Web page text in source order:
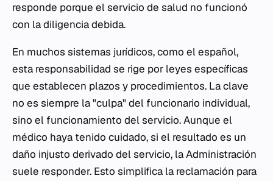
responde porque el servicio de salud no funcionó
con la diligencia debida.
En muchos sistemas jurídicos, como el español,
esta responsabilidad se rige por leyes específicas
que establecen plazos y procedimientos. La clave
no es siempre la "culpa" del funcionario individual,
sino el funcionamiento del servicio. Aunque el
médico haya tenido cuidado, si el resultado es un
daño injusto derivado del servicio, la Administración
suele responder. Esto simplifica la reclamación para